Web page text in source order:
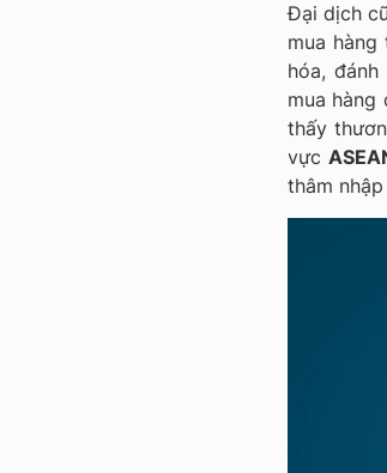
Đại dịch
mua
hóa,
mua hàng
thấy
vực
thâm